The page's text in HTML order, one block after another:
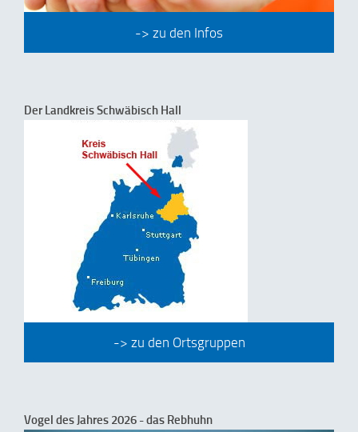
-> zu den Infos
Der Landkreis Schwäbisch Hall
-> zu den Ortsgruppen
Vogel des Jahres 2026 - das Rebhuhn